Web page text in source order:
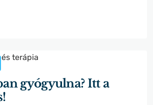
gyógyulna? Itt a